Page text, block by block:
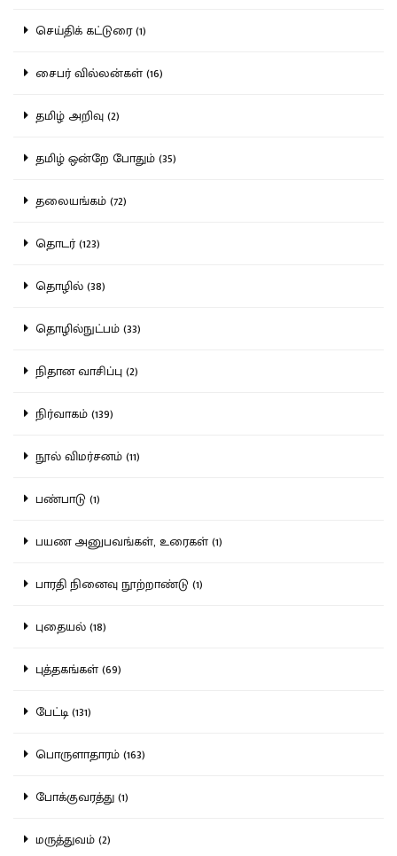
செய்திக் கட்டுரை (1)
சைபர் வில்லன்கள் (16)
தமிழ் அறிவு (2)
தமிழ் ஒன்றே போதும் (35)
தலையங்கம் (72)
தொடர் (123)
தொழில் (38)
தொழில்நுட்பம் (33)
நிதான வாசிப்பு (2)
நிர்வாகம் (139)
நூல் விமர்சனம் (11)
பண்பாடு (1)
பயண அனுபவங்கள், உரைகள் (1)
பாரதி நினைவு நூற்றாண்டு (1)
புதையல் (18)
புத்தகங்கள் (69)
பேட்டி (131)
பொருளாதாரம் (163)
போக்குவரத்து (1)
மருத்துவம் (2)